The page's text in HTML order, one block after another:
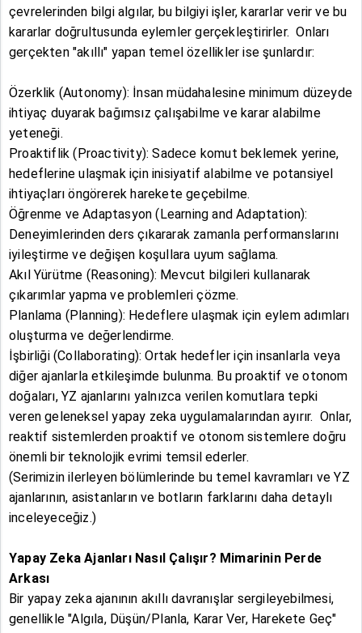
çevrelerinden bilgi algılar, bu bilgiyi işler, kararlar verir ve bu
kararlar doğrultusunda eylemler gerçekleştirirler. Onları
gerçekten "akıllı" yapan temel özellikler ise şunlardır:
Özerklik (Autonomy): İnsan müdahalesine minimum düzeyde
ihtiyaç duyarak bağımsız çalışabilme ve karar alabilme
yeteneği.
Proaktiflik (Proactivity): Sadece komut beklemek yerine,
hedeflerine ulaşmak için inisiyatif alabilme ve potansiyel
ihtiyaçları öngörerek harekete geçebilme.
Öğrenme ve Adaptasyon (Learning and Adaptation):
Deneyimlerinden ders çıkararak zamanla performanslarını
iyileştirme ve değişen koşullara uyum sağlama.
Akıl Yürütme (Reasoning): Mevcut bilgileri kullanarak
çıkarımlar yapma ve problemleri çözme.
Planlama (Planning): Hedeflere ulaşmak için eylem adımları
oluşturma ve değerlendirme.
İşbirliği (Collaborating): Ortak hedefler için insanlarla veya
diğer ajanlarla etkileşimde bulunma. Bu proaktif ve otonom
doğaları, YZ ajanlarını yalnızca verilen komutlara tepki
veren geleneksel yapay zeka uygulamalarından ayırır. Onlar,
reaktif sistemlerden proaktif ve otonom sistemlere doğru
önemli bir teknolojik evrimi temsil ederler.
(Serimizin ilerleyen bölümlerinde bu temel kavramları ve YZ
ajanlarının, asistanların ve botların farklarını daha detaylı
inceleyeceğiz.)
Yapay Zeka Ajanları Nasıl Çalışır? Mimarinin Perde
Arkası
Bir yapay zeka ajanının akıllı davranışlar sergileyebilmesi,
genellikle "Algıla, Düşün/Planla, Karar Ver, Harekete Geç"